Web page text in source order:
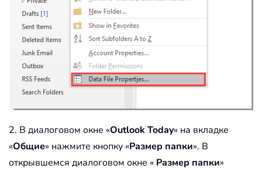
2. В диалоговом окне «Outlook Today» на вкладке
«Общие» нажмите кнопку «Размер папки». В
открывшемся диалоговом окне « Размер папки»